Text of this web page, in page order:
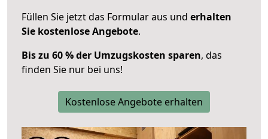
Füllen Sie jetzt das Formular aus und erhalten
Sie kostenlose Angebote.
Bis zu 60 % der Umzugskosten sparen, das
finden Sie nur bei uns!
Kostenlose Angebote erhalten